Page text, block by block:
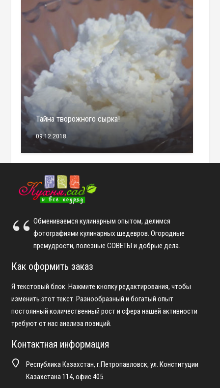
Тайна творожного сырка!
09.12.2018
Обмениваемся кулинарным опытом, делимся
фотографиями кулинарных шедевров. Огородные
премудрости, полезные СОВЕТЫ и добрые дела.
Как оформить заказ
Я текстовый блок. Нажмите кнопку редактирования, чтобы
изменить этот текст. Разнообразный и богатый опыт
постоянный количественный рост и сфера нашей активности
требуют от нас анализа позиций.
Контактная информация
Республика Казахстан, г.Петропавловск, ул. Конституции
Казахстана 114, офис 405